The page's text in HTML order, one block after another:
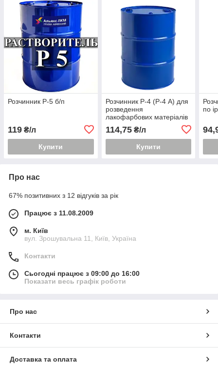
Розчинник Р-5 б/п
119 ₴/л
Купити
Розчинник Р-4 (Р-4 А) для
розведення
лакофарбових матеріалів
полівінілхлоридних смол
114,75₴/л
Купити
по
Про нас
67% позитивних з 12 відгуків за рік
Працює з 11.08.2009
м. Київ
вул. Зрошувальна 11, Київ, Україна
Контакти
Сьогодні працює з 09:00 до 16:00
Показати весь графік роботи
Про нас
Контакти
Доставка та оплата